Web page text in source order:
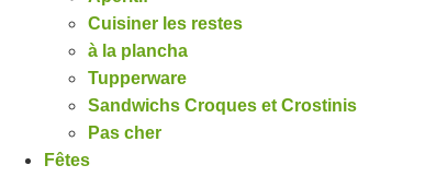
Cuisiner les restes
à la plancha
Tupperware
Sandwichs Croques et Crostinis
Pas cher
Fêtes